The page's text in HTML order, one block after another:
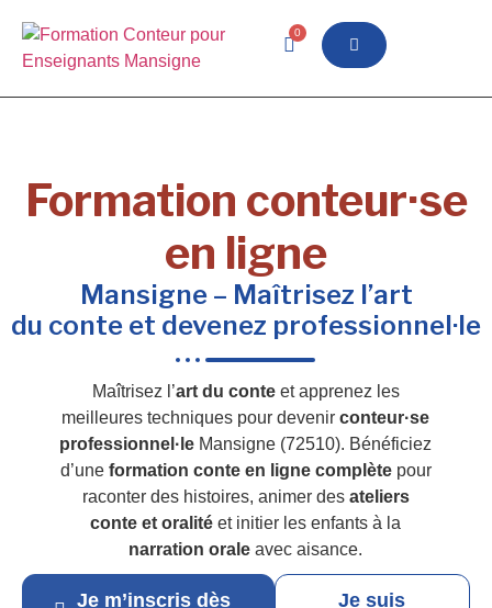
0
Formation conteur·se
en ligne
Mansigne – Maîtrisez l’art
du conte et devenez professionnel·le
Maîtrisez l’art du conteet apprenez les
meilleures techniques pour devenirconteur·se
professionnel·le Mansigne (72510). Bénéficiez
d’une formation conte en ligne complètepour
raconter des histoires, animer des ateliers
conte et oralité et initier les enfants à la
narration orale avec aisance.
Je m’inscris dès
Je suis